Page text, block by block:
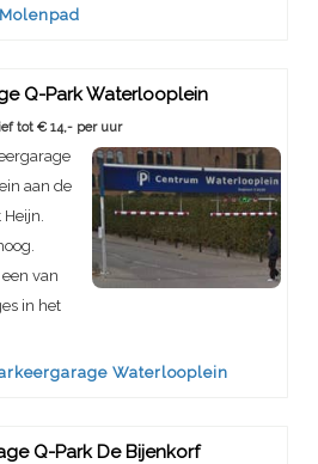
Molenpad
Q-Park Waterlooplein
tot € 14,- per uur
aan de
van
in het
Waterlooplein
Q-Park De Bijenkorf